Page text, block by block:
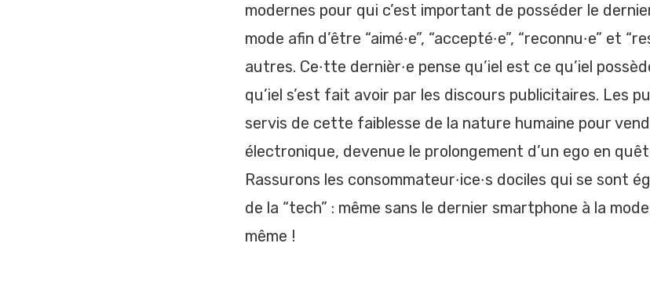
modernes pour qui c’est important de posséder le
mode afin d’être “aimé·e”, “accepté·e”, “reconnu·e” et
autres. Ce·tte dernièr·e pense qu’iel est ce qu’iel
qu’iel s’est fait avoir par les discours publicitaires. Les
servis de cette faiblesse de la nature humaine pour
électronique, devenue le prolongement d’un ego en
Rassurons les consommateur·ice·s dociles qui se sont
de la “tech” : même sans le dernier smartphone à la
même !